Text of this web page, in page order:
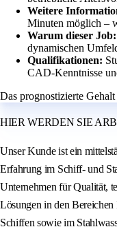
Weitere
Minuten möglich –
Warum dieser Job:
dynamischen
Qualifikationen:
CAD-Kenntnisse
Das prognostizierte
HIER WERDEN SIE
Unser Kunde ist ein
Erfahrung im Schiff- und
Unternehmen für Qualität,
Lösungen in den
Schiffen sowie im